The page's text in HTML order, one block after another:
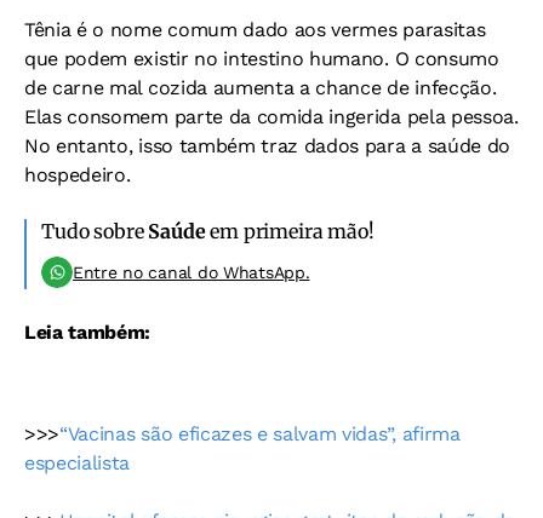
Tênia é o nome comum dado aos vermes parasitas
que podem existir no intestino humano. O consumo
de carne mal cozida aumenta a chance de infecção.
Elas consomem parte da comida ingerida pela pessoa.
No entanto, isso também traz dados para a saúde do
hospedeiro.
Tudo sobre Saúdeem primeira mão!
Entre no canal do WhatsApp.
Leia também:
>>>“Vacinas são eficazes e salvam vidas”, afirma
especialista